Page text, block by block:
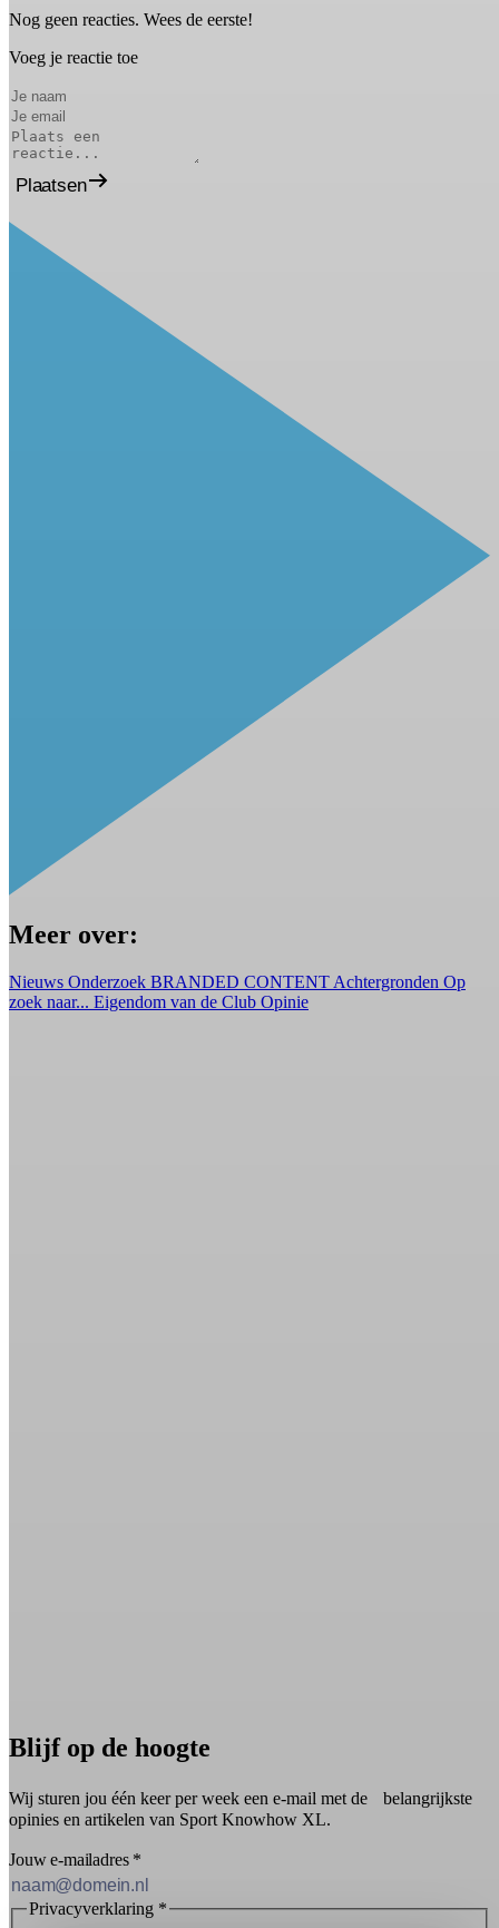
Nog geen reacties. Wees de eerste!
Voeg je reactie toe
Plaatsen
Meer over:
Nieuws Onderzoek BRANDED CONTENT Achtergronden Op
zoek naar... Eigendom van de Club Opinie
Blijf op de hoogte
Wij sturen jou één keer per week een e-mail met de belangrijkste
opinies en artikelen van Sport Knowhow XL.
Jouw e-mailadres *
Privacyverklaring *